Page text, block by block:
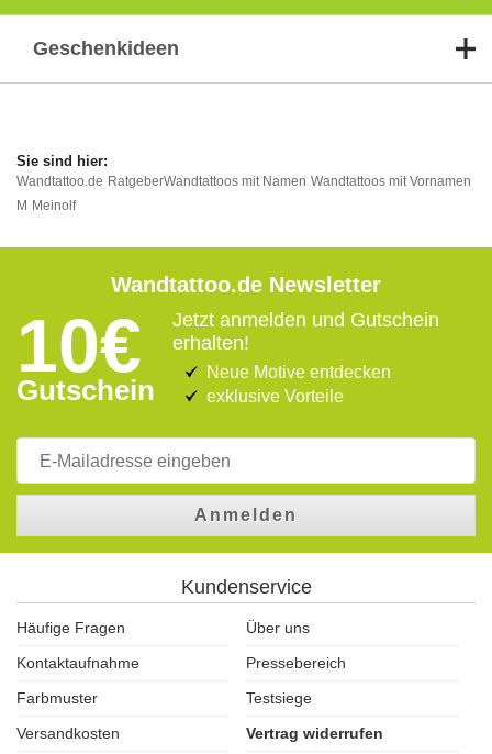
Geschenkideen
Wandtattoo.de RatgeberWandtattoos mit Namen Wandtattoos mit Vornamen
M Meinolf
Wandtattoo.de Newsletter
10€
Gutschein
Jetzt anmelden und Gutschein
erhalten!
Neue Motive entdecken
exklusive Vorteile
Anmelden
Kundenservice
Häufige Fragen
Über uns
Kontaktaufnahme
Pressebereich
Farbmuster
Testsiege
Versandkosten
Vertrag widerrufen